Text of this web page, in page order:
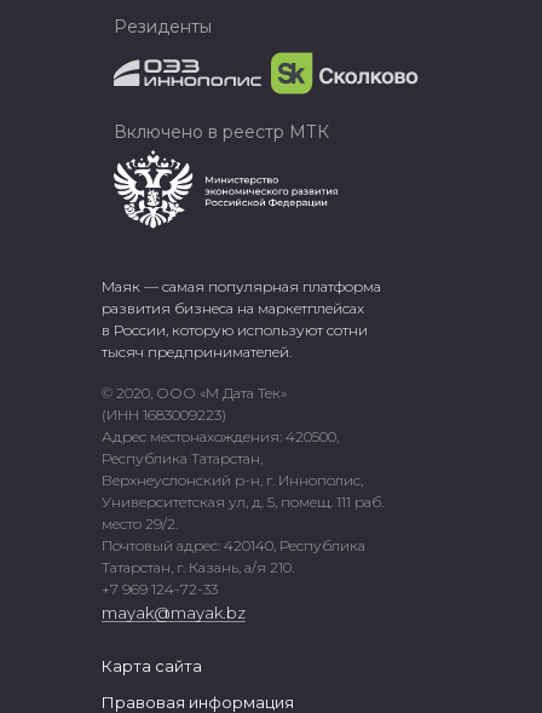
Маяк — самая популярная платформа
развития бизнеса на маркетплейсах
в России, которую используют сотни
тысяч предпринимателей.
© 2020, ООО «М Дата Тек»
(ИНН 1683009223)
Адрес местонахождения: 420500,
Республика Татарстан,
Верхнеуслонский р-н, г. Иннополис,
Университетская ул, д. 5, помещ. 111 раб.
место 29/2.
Почтовый адрес: 420140, Республика
Татарстан, г. Казань, а/я 210.
+7 969 124-72-33
mayak@mayak.bz
Карта сайта
Правовая информация
Резиденты
Включено в реестр МТК